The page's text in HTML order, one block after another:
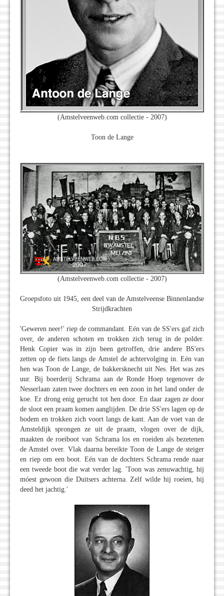
(Amstelveenweb.com collectie - 2007)
Toon de Lange
(Amstelveenweb.com collectie - 2007)
Groepsfoto uit 1945, een deel van de Amstelveense Binnenlandse
Strijdkrachten
'Geweren neer!' riep de commandant. Eén van de SS'ers gaf zich
over, de anderen schoten en trokken zich terug in de polder.
Henk Copier was in zijn been getroffen, drie andere BS'ers
zetten op de fiets langs de Amstel de achtervolging in. Eén van
hen was Toon de Lange, de bakkersknecht uit Nes. Het was zes
uur. Bij boerderij Schrama aan de Ronde Hoep tegenover de
Nesserlaan zaten twee dochters en een zoon in het land onder de
koe. Er drong enig gerucht tot hen door. En daar zagen ze door
de sloot een praam komen aanglijden. De drie SS'ers lagen op de
bodem en trokken zich voort langs de kant. Aan de voet van de
Amsteldijk sprongen ze uit de praam, vlogen over de dijk,
maakten de roeiboot van Schrama los en roeiden als bezetenen
de Amstel over. Vlak daarna bereikte Toon de Lange de steiger
en riep om een boot. Eén van de dochters Schrama rende naar
een tweede boot die wat verder lag. 'Toon was zenuwachtig, hij
móest gewoon die Duitsers achterna. Zelf wilde hij roeien, hij
deed het jachtig.'